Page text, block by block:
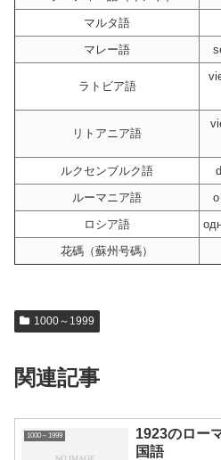
マルタ語
マレー語
ラトビア語
リトアニア語
ルクセンブルク語
ルーマニア語
ロシア語
花碼（蘇州号碼）
1000～1999
関連記事
1000～1999
1923のロー
国語